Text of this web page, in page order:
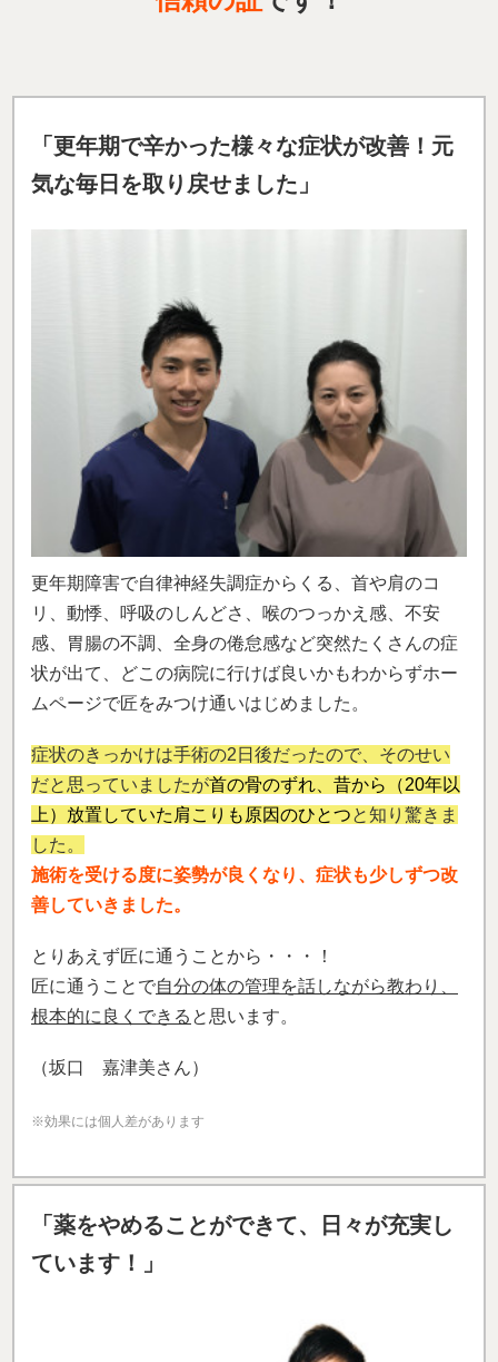
「更年期で辛かった様々な症状が改善！元
気な毎日を取り戻せました」
更年期障害で自律神経失調症からくる、首や肩のコ
リ、動悸、呼吸のしんどさ、喉のつっかえ感、不安
感、胃腸の不調、全身の倦怠感など突然たくさんの症
状が出て、どこの病院に行けば良いかもわからずホー
ムページで匠をみつけ通いはじめました。
症状のきっかけは手術の2日後だったので、そのせい
だと思っていましたが首の骨のずれ、昔から（20年以
上）放置していた肩こりも原因のひとつと知り驚きま
した。
施術を受ける度に姿勢が良くなり、症状も少しずつ改
善していきました。
とりあえず匠に通うことから・・・！
匠に通うことで自分の体の管理を話しながら教わり、
根本的に良くできる と思います。
（坂口 嘉津美さん）
※効果には個人差があります
「薬をやめることができて、日々が充実し
ています！」